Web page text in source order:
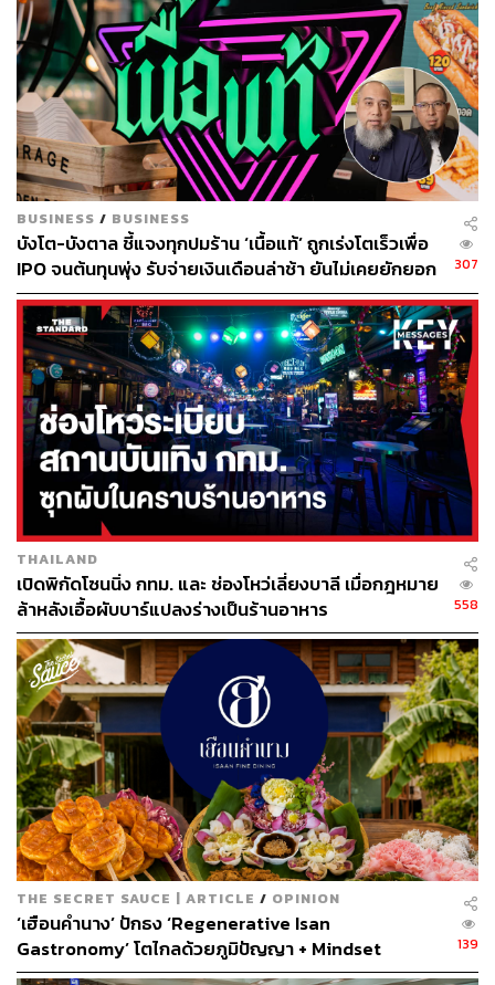
แบรนด์ ยอดขายส่วนใหญ่มาจากแบรนด์เรือธง เคเอฟซี, อาน
ตี้ แอนส์, โอโตยะ, มิสเตอร์โดนัท, สลัดแฟคทอรี่ และกลุ่ม
ร้านของชินคันเซ็น ส่วนแบรนด์บราวน์ยังน่าเป็นห่วง เพราะ
แบรนด์เครื่องดื่มแข่งขันกันแรงมาก จึงตัดสินใจไม่ขยายต่อ
และปิดร้านจาก 10 สาขาเหลือแค่ 2 สาขา
สำหรับแผนการลงทุนในปีนี้วางงบประมาณไว้ที่ 1,200 ล้าน
บาท เพื่อใช้ขยายสาขาแบรนด์ เคเอฟซี, โอโตยะ และ ชินคัน
เซ็น ควบคู่กับการพัฒนาระบบหลังบ้านโดยงบดังกล่าวยังไม่
รวม M&A
ปีนี้คาดว่าจะมีแบรนด์ใหม่เพิ่มอีก 2-3 แบรนด์ ซึ่งอยู่ระหว่าง
การเจรจา โดยปีนี้บริษัทตั้งเป้ารายได้รวมไว้ที่ 17,900 ล้าน
บาท เติบโต 13% ซึ่งในช่วง 3 เดือนแรกที่ผ่านมาบรรยากาศ
การจับจ่ายมีสัญญาณที่ดี เห็นได้จากร้านอาหารในเครือ
เติบโตเฉลี่ย 8%
ส่วนกลยุทธ์ปีนี้จะโฟกัสไปที่การรักษา Quality จากปีที่ผ่านมา
เราสร้างการเติบโต ด้วยวิธีการรับประทานใหม่ๆ เช่นการรับ
ประทาน Tonkatsu Nabe ทั้งแบบ Sukiyaki, Cheese sauce
โดยปีนี้ จะชูจุดแข็งของคุณภาพวัตถุดิบต่อไป และ พยายาม
ทำให้แบรนด์เข้าถึงลูกค้าในวงกว้าง ด้วยการนำเสนอสินค้า
ใหม่ๆ
การใช้วัตถุดิบพรีเมี่ยม หรือนำเข้าโดยเป็นรสชาติ และ Taste
profile ที่ลูกค้ารับรู้อยู่แล้วว่าเป็นของดีของแพง แต่ราคาเข้า
ถึงได้ง่ายซึ่งจะทำให้ลูกค้ารู้สึกถึงความคุ้มค่ามากขึ้นกว่าเดิม
“เป้าการเติบโตปีนี้ถือว่าสูงและท้าทายมากท่ามกลางภาวะ
เศรษฐกิจและกำลังซื้อที่ยังลำบาก แต่ยังพอมีวิธีการทำกำไร
ให้มากขึ้น จากการพัฒนาเมนูใหม่ๆเข้ามา ตอบโจทย์ความ
ต้องการผู้บริโภค ยกตัวอย่างเมนูใหม่ ไวท์ พอน เดอ ริง ของ
มิสเตอร์โดนัท กระแสตอบรับดีมาก หลังจากเปิดตัวขายได้
กว่า 3.6 ล้านชิ้น ตอนนี้กลายเป็นโปรดักต์ฮีโร่ที่ช่วยกอบกู้ให้
ร้านกลับมาทำกำไรได้อีกครั้ง” หัวเรือใหญ่ CRG ย้ำ
BUSINESS / BUSINESS
บังโต-บังตาล ชี้แจงทุกปมร้าน ‘เนื้อแท้’ ถูกเร่งโตเร็วเพื่อ
IPO จนต้นทุนพุ่ง รับจ่ายเงินเดือนล่าช้า ยันไม่เคยยักยอก
เงินประกันสังคม
307
THAILAND
เปิดพิกัดโซนนิ่ง กทม. และ ช่องโหว่เลี่ยงบาลี เมื่อกฎหมาย
ล้าหลังเอื้อผับบาร์แปลงร่างเป็นร้านอาหาร
558
THE SECRET SAUCE | ARTICLE / OPINION
‘เฮือนคำนาง’ ปักธง ‘Regenerative Isan
Gastronomy’ โตไกลด้วยภูมิปัญญา + Mindset
139